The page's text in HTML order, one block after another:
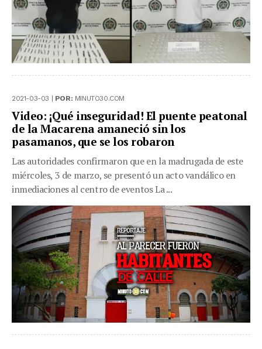
2021-03-03 | POR: MINUTO30.COM
Video: ¡Qué inseguridad! El puente peatonal
de la Macarena amaneció sin los
pasamanos, que se los robaron
Las autoridades confirmaron que en la madrugada de este
miércoles, 3 de marzo, se presentó un acto vandálico en
inmediaciones al centro de eventos La ...